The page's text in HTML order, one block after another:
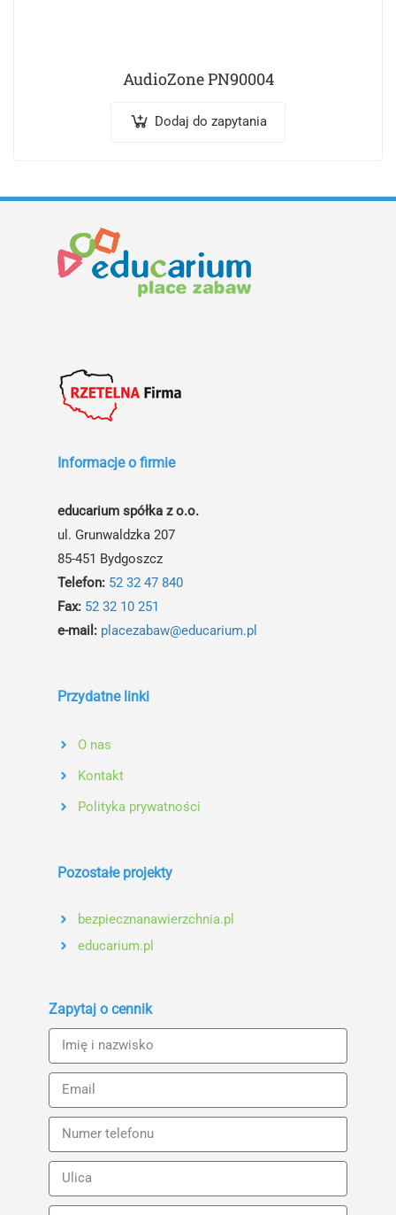
AudioZone PN90004
Dodaj do zapytania
Informacje o firmie
educarium spółka z o.o.
ul. Grunwaldzka 207
85-451 Bydgoszcz
Telefon: 52 32 47 840
Fax: 52 32 10 251
e-mail: placezabaw@educarium.pl
Przydatne linki
O nas
Kontakt
Polityka prywatności
Pozostałe projekty
bezpiecznanawierzchnia.pl
educarium.pl
Zapytaj o cennik